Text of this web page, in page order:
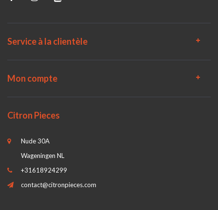
Service à la clientèle
Mon compte
Citron Pieces
Nude 30A
Wageningen NL
+31618924299
contact@citronpieces.com